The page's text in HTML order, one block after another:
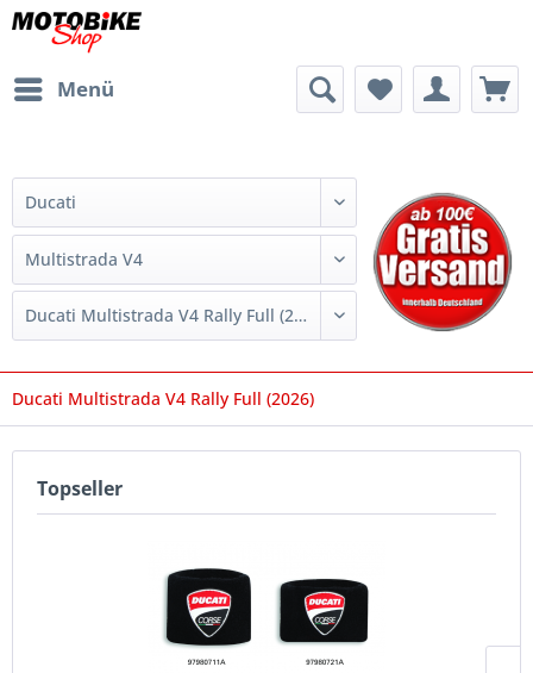
Menü
Ducati Multistrada V4 Rally Full (2026)
Topseller